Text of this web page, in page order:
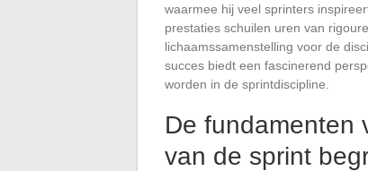
waarmee hij veel sprinters
prestaties schuilen uren van
lichaamssamenstelling voor de
succes biedt een fascinerend
worden in de sprintdiscipline.
De fundamenten
van de sprint